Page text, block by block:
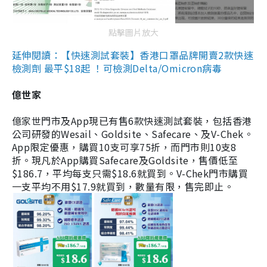
點擊圖片放大
延伸閱讀：【快速測試套裝】香港口罩品牌開賣2款快速
檢測劑 最平$18起 ！可檢測Delta/Omicron病毒
億世家
億家世門市及App現已有售6款快速測試套裝，包括香港
公司研發的Wesail、Goldsite、Safecare、及V-Chek。
App限定優惠，購買10支可享75折，而門市則10支8
折。現凡於App購買Safecare及Goldsite，售價低至
$186.7，平均每支只需$18.6就買到。V-Chek門市購買
一支平均不用$17.9就買到，數量有限，售完即止。